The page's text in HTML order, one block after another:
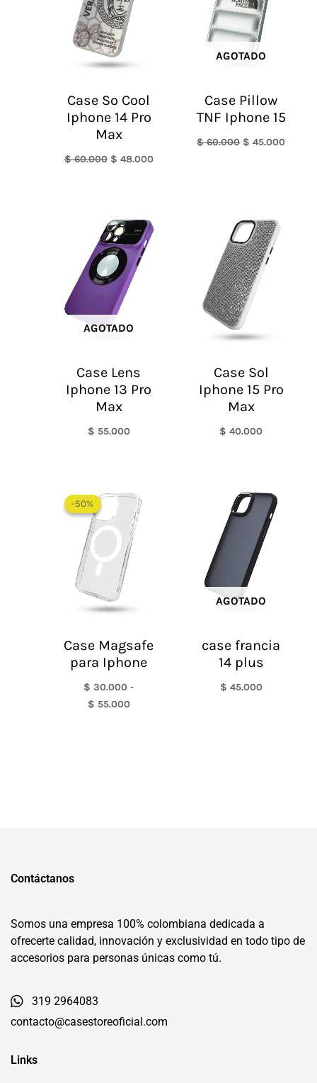
Case So Cool
Iphone 14 Pro
Max
$60.000 $ 48.000
AGOTADO
Case Pillow
TNF Iphone 15
$60.000 $ 45.000
AGOTADO
Case Lens
Iphone 13 Pro
Max
$ 55.000
Case Sol
Iphone 15 Pro
Max
$ 40.000
-50%
-50%
Case Magsafe
para Iphone
$ 30.000 -
$ 55.000
de
precios:
desde
$ 30.000
hasta
AGOTADO
case francia
14 plus
$ 45.000
Contáctanos
Somos una empresa 100% colombiana dedicada a
ofrecerte calidad, innovación y exclusividad en todo tipo de
accesorios para personas únicas como tú.
319 2964083
contacto@casestoreoficial.com
Links